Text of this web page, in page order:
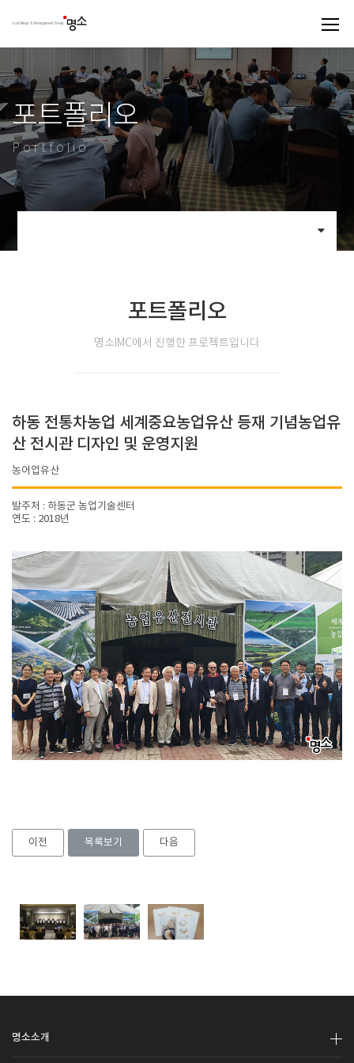
포트폴리오
Portfolio
포트폴리오
명소IMC에서 진행한 프로젝트입니다
하동 전통차농업 세계중요농업유산 등재 기념농업유
산 전시관 디자인 및 운영지원
농어업유산
발주처 : 하동군 농업기술센터
연도 : 2018년
이전 목록보기 다음
명소소개